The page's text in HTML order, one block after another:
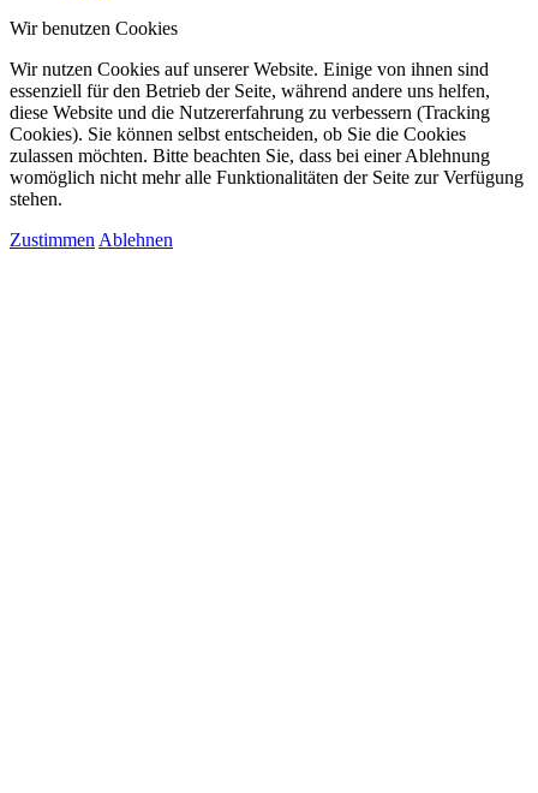
Wir benutzen Cookies
Wir nutzen Cookies auf unserer Website. Einige von ihnen sind
essenziell für den Betrieb der Seite, während andere uns helfen,
diese Website und die Nutzererfahrung zu verbessern (Tracking
Cookies). Sie können selbst entscheiden, ob Sie die Cookies
zulassen möchten. Bitte beachten Sie, dass bei einer Ablehnung
womöglich nicht mehr alle Funktionalitäten der Seite zur Verfügung
stehen.
Zustimmen Ablehnen